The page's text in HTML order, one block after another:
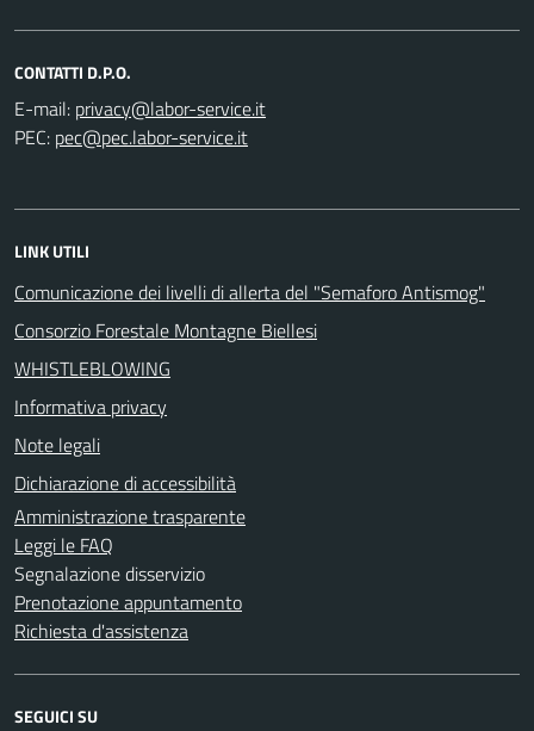
CONTATTI D.P.O.
E-mail:
PEC:
LINK UTILI
Comunicazione dei livelli di allerta del "Semaforo Antismog"
Consorzio Forestale Montagne Biellesi
WHISTLEBLOWING
Informativa privacy
Note legali
Dichiarazione di accessibilità
Amministrazione trasparente
Leggi le FAQ
Segnalazione disservizio
Prenotazione appuntamento
Richiesta d'assistenza
SEGUICI SU